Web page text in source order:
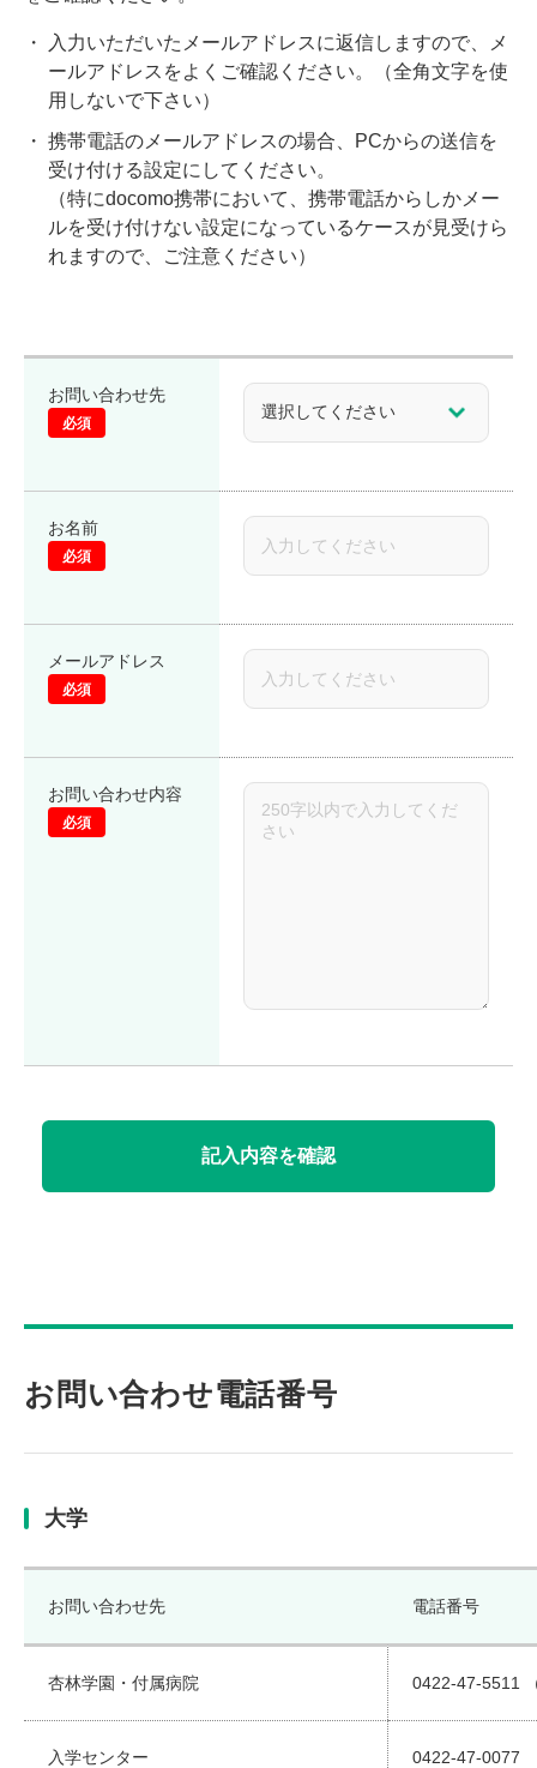
入力いただいたメールアドレスに返信しますので、メ
ールアドレスをよくご確認ください。（全角文字を使
用しないで下さい）
携帯電話のメールアドレスの場合、PCからの送信を
受け付ける設定にしてください。
（特にdocomo携帯において、携帯電話からしかメー
ルを受け付けない設定になっているケースが見受けら
れますので、ご注意ください）
お問い合わせ先
必須
お名前
必須
メールアドレス
必須
お問い合わせ内容
必須
お問い合わせ電話番号
大学
お問い合わせ先 電話番号
杏林学園・付属病院 0422-47-5511
入学センター 0422-47-0077